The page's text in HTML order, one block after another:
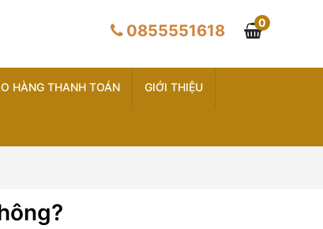
0855551618 0
HÀNG THANH TOÁN GIỚI THIỆU